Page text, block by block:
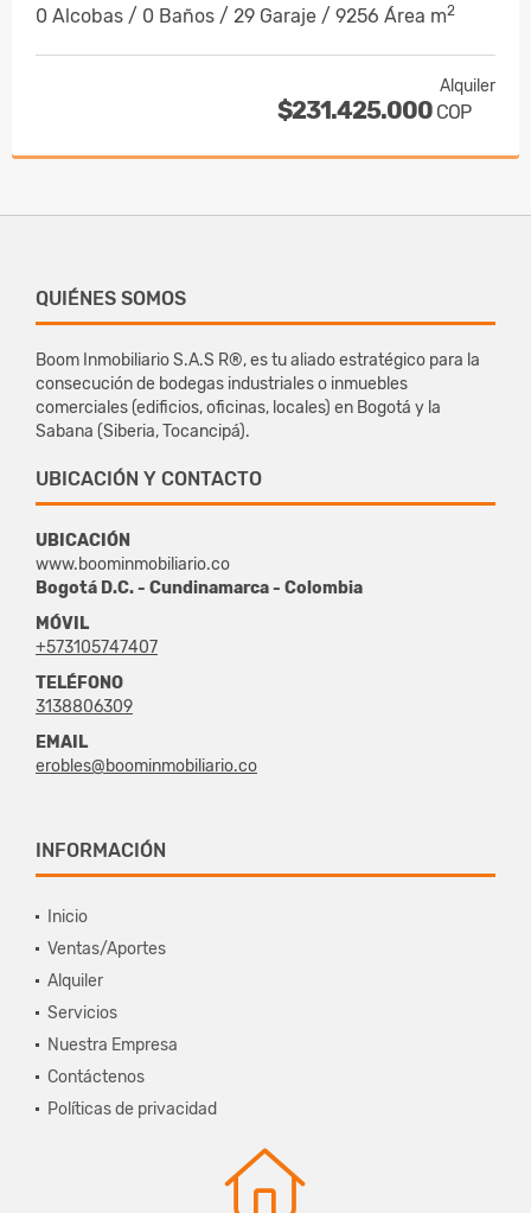
0 Alcobas / 0 Baños / 29 Garaje / 9256 Área m2
Alquiler
$231.425.000 COP
QUIÉNES SOMOS
Boom Inmobiliario S.A.S R®, es tu aliado estratégico para la
consecución de bodegas industriales o inmuebles
comerciales (edificios, oficinas, locales) en Bogotá y la
Sabana (Siberia, Tocancipá).
UBICACIÓN Y CONTACTO
UBICACIÓN
www.boominmobiliario.co
Bogotá D.C. - Cundinamarca - Colombia
MÓVIL
+573105747407
TELÉFONO
3138806309
EMAIL
erobles@boominmobiliario.co
INFORMACIÓN
Inicio
Ventas/Aportes
Alquiler
Servicios
Nuestra Empresa
Contáctenos
Políticas de privacidad